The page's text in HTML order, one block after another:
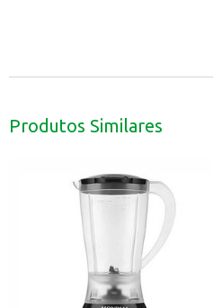
Produtos Similares